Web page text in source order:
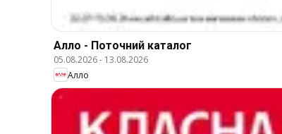
Алло - Поточний каталог
05.08.2026- 13.08.2026
Алло